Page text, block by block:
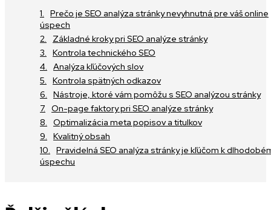
Prečo je SEO analýza stránky nevyhnutná pre váš online
úspech
Základné kroky pri SEO analýze stránky
Kontrola technického SEO
Analýza kľúčových slov
Kontrola spätných odkazov
Nástroje, ktoré vám pomôžu s SEO analýzou stránky
On-page faktory pri SEO analýze stránky
Optimalizácia meta popisov a titulkov
Kvalitný obsah
Pravidelná SEO analýza stránky je kľúčom k
úspechu